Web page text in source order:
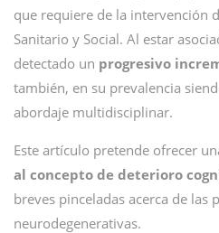
que requiere de la intervención
Sanitario y Social. Al estar
detectado un progresivo
también, en su prevalencia
abordaje multidisciplinar.
Este artículo pretende ofrecer
al concepto de deterioro
breves pinceladas acerca de las
neurodegenerativas.